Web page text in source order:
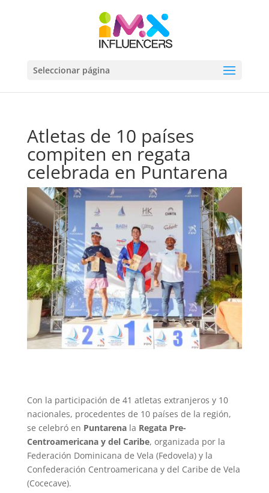
Seleccionar página
Atletas de 10 países
compiten en regata
celebrada en Puntarena
Con la participación de 41 atletas extranjeros y 10
nacionales, procedentes de 10 países de la región,
se celebró en Puntarenala Regata Pre-
Centroamericana y del Caribe, organizada por la
Federación Dominicana de Vela (Fedovela) y la
Confederación Centroamericana y del Caribe de Vela
(Cocecave).